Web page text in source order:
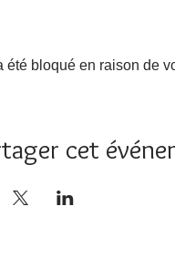
été bloqué en raison de
cet